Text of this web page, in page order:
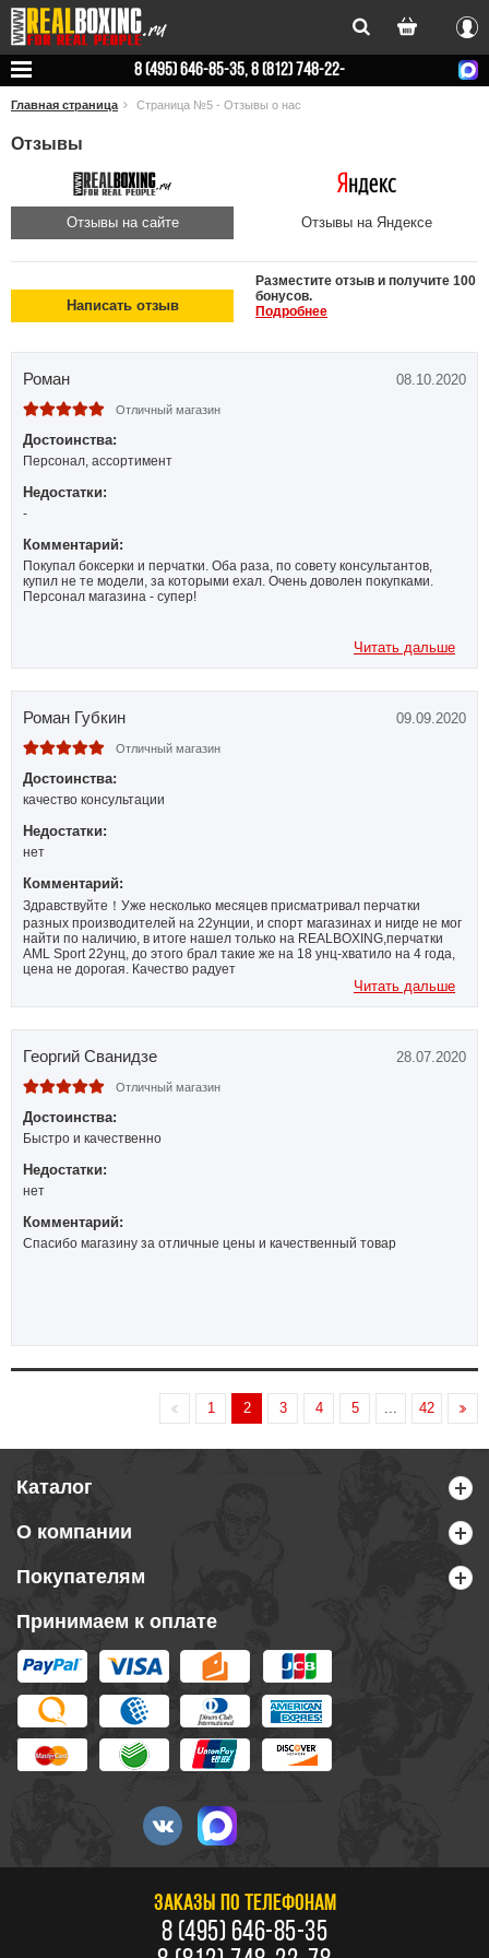
Вход
8 (495) 646-85-35, 8 (812) 748-22-
Главная страница Страница №5 - Отзывы о нас
Отзывы
Отзывы на сайте Отзывы на Яндексе
Написать отзыв
Разместите отзыв и получите 100
бонусов.
Подробнее
Роман 08.10.2020
Отличный магазин
Достоинства:
Персонал, ассортимент
Недостатки:
-
Комментарий:
Покупал боксерки и перчатки. Оба раза, по совету консультантов,
купил не те модели, за которыми ехал. Очень доволен покупками.
Персонал магазина - супер!
Читать дальше
Роман Губкин 09.09.2020
Отличный магазин
Достоинства:
качество консультации
Недостатки:
нет
Комментарий:
Здравствуйте！Уже несколько месяцев присматривал перчатки
разных производителей на 22унции, и спорт магазинах и нигде не мог
найти по наличию, в итоге нашел только на REALBOXING,перчатки
AML Sport 22унц, до этого брал такие же на 18 унц-хватило на 4 года,
цена не дорогая. Качество радует
Читать дальше
Георгий Сванидзе 28.07.2020
Отличный магазин
Достоинства:
Быстро и качественно
Недостатки:
нет
Комментарий:
Спасибо магазину за отличные цены и качественный товар
1 2 3 4 5 42
Каталог
О компании
Покупателям
Принимаем к оплате
ЗАКАЗЫ ПО ТЕЛЕФОНАМ
8 (495) 646-85-35